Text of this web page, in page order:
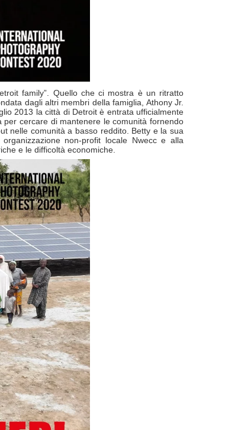
family”. Quello che ci mostra è un ritratto
dagli altri membri della famiglia, Athony Jr.
2013 la città di Detroit è entrata ufficialmente
cercare di mantenere le comunità fornendo
nelle comunità a basso reddito. Betty e la sua
non-profit locale Nwecc e alla
e le difficoltà economiche.